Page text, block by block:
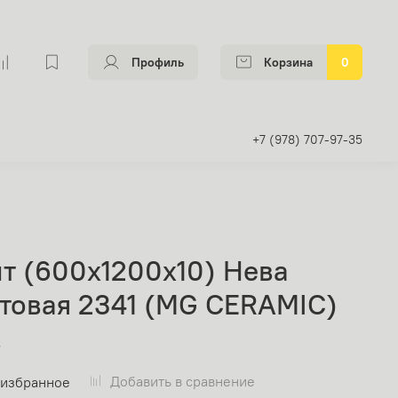
Профиль Корзина 0
+7 (978) 707-97-35
(600х1200x10) Нева
2341 (MG CERAMIC)
Добавить в сравнение